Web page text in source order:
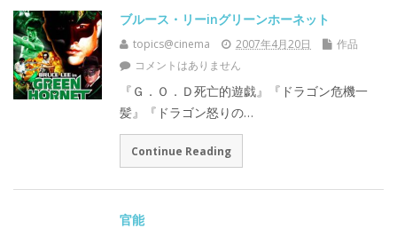
ブルース・リーinグリーンホーネット
topics@cinema 2007年4月20日
作品
コメントはありません
『Ｇ．Ｏ．Ｄ死亡的遊戯』『ドラゴン危機一
髪』『ドラゴン怒りの…
Continue Reading
官能